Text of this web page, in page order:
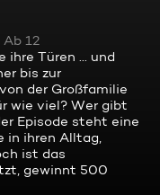
Ab 12
Türen ... und
bis zur
der Großfamilie
wie viel? Wer gibt
Episode steht eine
in ihren Alltag,
ist das
gewinnt 500